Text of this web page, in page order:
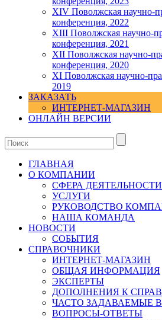
ХIV Поволжская научно-
конференция, 2022
ХIII Поволжская научно-
конференция, 2021
ХII Поволжская научно-
конференция, 2020
XI Поволжская научно-
2019
ЗАКАЗАТЬ
ИНТЕРНЕТ-МАГАЗИН
ОНЛАЙН ВЕРСИИ
ГЛАВНАЯ
О КОМПАНИИ
СФЕРА ДЕЯТЕЛЬНОСТИ
УСЛУГИ
РУКОВОДСТВО
НАША КОМАНДА
НОВОСТИ
СОБЫТИЯ
СПРАВОЧНИКИ
ИНТЕРНЕТ-МАГАЗИН
ОБЩАЯ ИНФОРМАЦИЯ
ЭКСПЕРТЫ
ДОПОЛНЕНИЯ К
ЧАСТО ЗАДАВАЕМЫЕ
ВОПРОСЫ-ОТВЕТЫ